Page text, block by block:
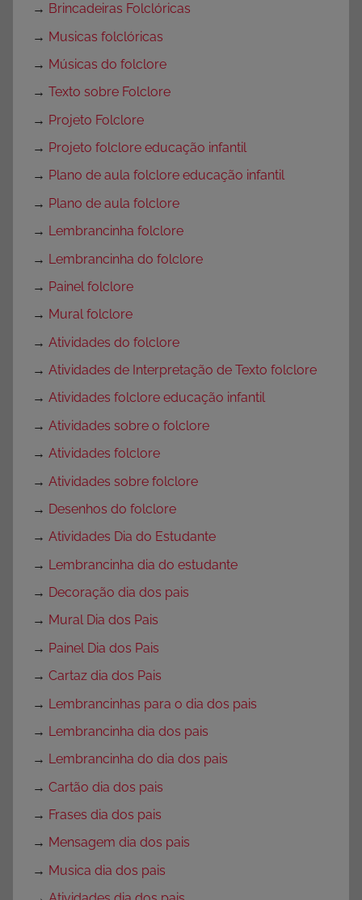
→ Brincadeiras Folclóricas
→ Musicas folclóricas
→ Músicas do folclore
→ Texto sobre Folclore
→ Projeto Folclore
→ Projeto folclore educação infantil
→ Plano de aula folclore educação infantil
→ Plano de aula folclore
→ Lembrancinha folclore
→ Lembrancinha do folclore
→ Painel folclore
→ Mural folclore
→ Atividades do folclore
→ Atividades de Interpretação de Texto folclore
→ Atividades folclore educação infantil
→ Atividades sobre o folclore
→ Atividades folclore
→ Atividades sobre folclore
→ Desenhos do folclore
→ Atividades Dia do Estudante
→ Lembrancinha dia do estudante
→ Decoração dia dos pais
→ Mural Dia dos Pais
→ Painel Dia dos Pais
→ Cartaz dia dos Pais
→ Lembrancinhas para o dia dos pais
→ Lembrancinha dia dos pais
→ Lembrancinha do dia dos pais
→ Cartão dia dos pais
→ Frases dia dos pais
→ Mensagem dia dos pais
→ Musica dia dos pais